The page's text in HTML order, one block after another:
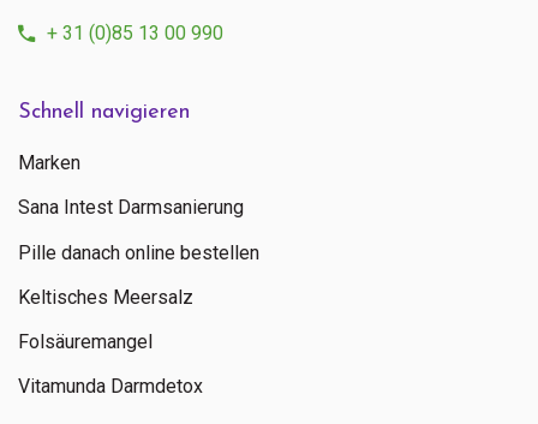
Schnell navigieren
Marken
Sana Intest Darmsanierung
Pille danach online bestellen
Keltisches Meersalz
Folsäuremangel
Vitamunda Darmdetox
+ 31 (0)85 13 00 990